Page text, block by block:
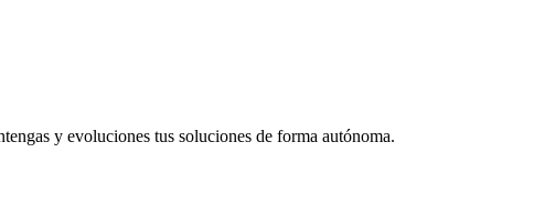
y evoluciones tus soluciones de forma autónoma.